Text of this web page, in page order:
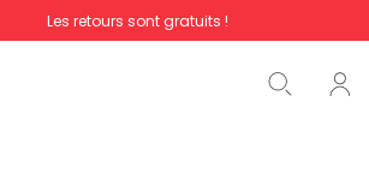
Les retours sont gratuits !
Total
Commencer la commande